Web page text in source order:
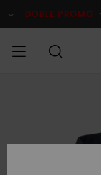
del
DOBLE PROMO